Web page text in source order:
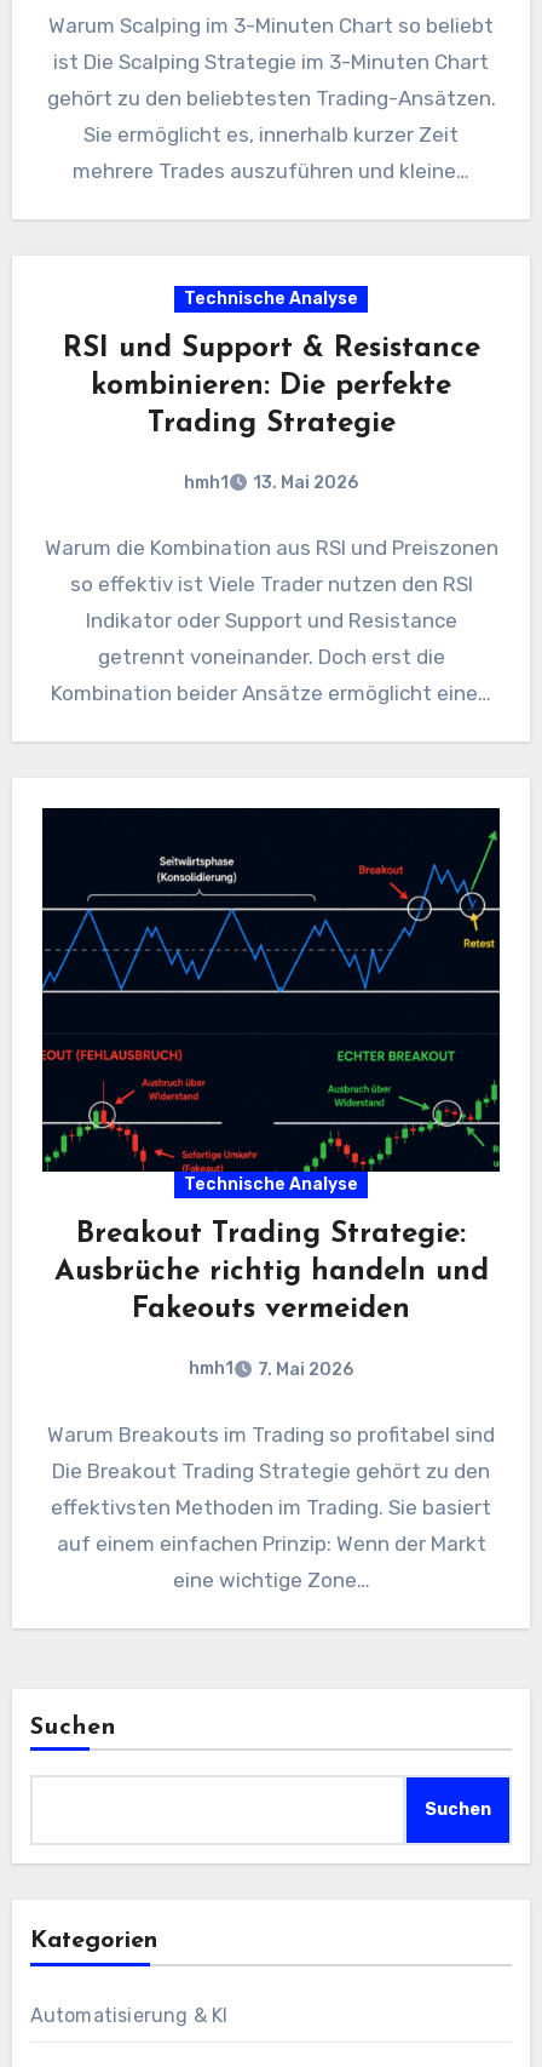
Warum Scalping im 3-Minuten Chart so beliebt
ist Die Scalping Strategie im 3-Minuten Chart
gehört zu den beliebtesten Trading-Ansätzen.
Sie ermöglicht es, innerhalb kurzer Zeit
mehrere Trades auszuführen und kleine…
Technische Analyse
RSI und Support & Resistance
kombinieren: Die perfekte
Trading Strategie
hmh1 13. Mai 2026
Warum die Kombination aus RSI und Preiszonen
so effektiv ist Viele Trader nutzen den RSI
Indikator oder Support und Resistance
getrennt voneinander. Doch erst die
Kombination beider Ansätze ermöglicht eine…
Technische Analyse
Breakout Trading Strategie:
Ausbrüche richtig handeln und
Fakeouts vermeiden
hmh1 7. Mai 2026
Warum Breakouts im Trading so profitabel sind
Die Breakout Trading Strategie gehört zu den
effektivsten Methoden im Trading. Sie basiert
auf einem einfachen Prinzip: Wenn der Markt
eine wichtige Zone…
Suchen
Suchen
Kategorien
Automatisierung & KI